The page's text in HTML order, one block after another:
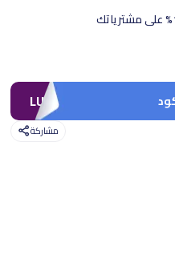
LUV10
مشاركة